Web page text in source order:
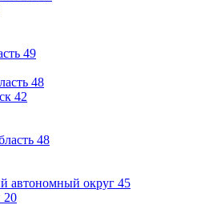
49
48
42
48
автономный округ 45
20